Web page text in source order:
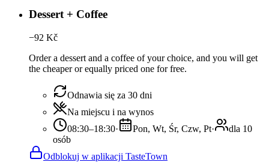
Dessert + Coffee
−92 Kč
Order a dessert and a coffee of your choice, and you will get
the cheaper or equally priced one for free.
Odnawia się za 30 dni
Na miejscu i na wynos
08:30–18:30· Pon, Wt, Śr, Czw, Pt·
dla 10
osób
Odblokuj w aplikacji TasteTown